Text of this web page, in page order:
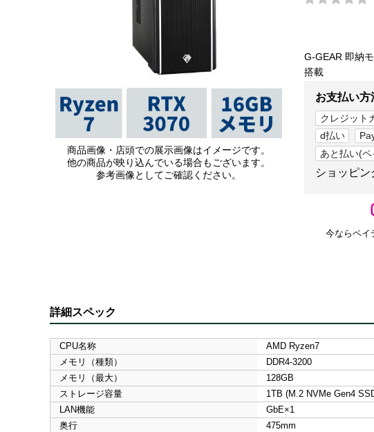
商品画像・店頭での展示画像はイメージです。
他の商品が映り込んでいる場合もございます。
参考画像としてご確認ください。
G-GEAR 即納
搭載
お支払い方
クレジット
d払い
あと払い(
ショッピ
今ならペイ
詳細スペック
CPU名称 AMD Ryzen7
メモリ（種類）
DDR4-3200
メモリ（最大）
128GB
ストレージ容量
1TB (M.2 NVMe Gen4
LAN機能
GbE×1
奥行
475mm